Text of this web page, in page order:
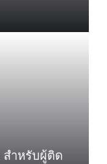
สำหรับผู้ติด